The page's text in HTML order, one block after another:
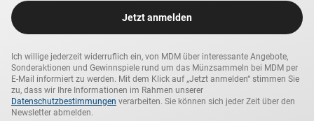
Vorderseite zu sehen. Im alten Rom war der As die
wichtigste Umlaufmünze für das einfache Volk,
mit dem
z. B. 1 Liter Wein 4 Asse, ein Laib Brot 8 Asse oder eine
grobe Tunika 60 Asse, während ein einfacher Arbeiter ca. 3
bis 5 Asse pro Tag verdiente, ein Handwerker 5 bis 15
Asse.
Jetzt anmelden
Ich willige jederzeit widerruflich ein, von MDM über interessante Angebote,
Sonderaktionen und Gewinnspiele rund um das Münzsammeln bei MDM per
E-Mail informiert zu werden. Mit dem Klick auf „Jetzt anmelden“ stimmen Sie
zu, dass wir Ihre Informationen im Rahmen unserer
Datenschutzbestimmungen verarbeiten. Sie können sich jeder Zeit über den
Newsletter abmelden.